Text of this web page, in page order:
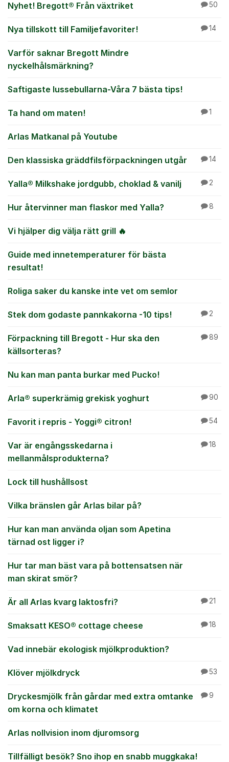
Nyhet! Bregott® Från växtriket 50
Nya tillskott till Familjefavoriter! 14
Varför saknar Bregott Mindre
nyckelhålsmärkning?
Saftigaste lussebullarna-Våra 7 bästa tips!
Ta hand om maten! 1
Arlas Matkanal på Youtube
Den klassiska gräddfilsförpackningen utgår 14
Yalla® Milkshake jordgubb, choklad & vanilj 2
Hur återvinner man flaskor med Yalla? 8
Vi hjälper dig välja rätt grill 🔥
Guide med innetemperaturer för bästa
resultat!
Roliga saker du kanske inte vet om semlor
Stek dom godaste pannkakorna -10 tips! 2
Förpackning till Bregott - Hur ska den
källsorteras?
89
Nu kan man panta burkar med Pucko!
Arla® superkrämig grekisk yoghurt 90
Favorit i repris - Yoggi® citron! 54
Var är engångsskedarna i
mellanmålsprodukterna?
18
Lock till hushållsost
Vilka bränslen går Arlas bilar på?
Hur kan man använda oljan som Apetina
tärnad ost ligger i?
Hur tar man bäst vara på bottensatsen när
man skirat smör?
Är all Arlas kvarg laktosfri? 21
Smaksatt KESO® cottage cheese 18
Vad innebär ekologisk mjölkproduktion?
Klöver mjölkdryck 53
Dryckesmjölk från gårdar med extra omtanke
om korna och klimatet
9
Arlas nollvision inom djuromsorg
Tillfälligt besök? Sno ihop en snabb muggkaka!